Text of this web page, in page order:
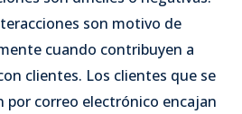
son motivo de
cuando contribuyen a
clientes. Los clientes que se
por correo electrónico encajan